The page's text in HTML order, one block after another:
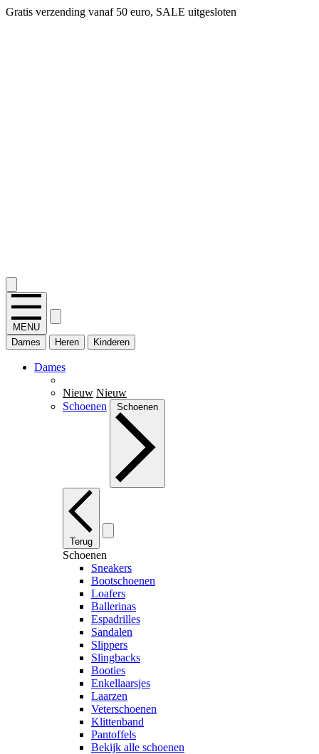
Gratis verzending vanaf 50 euro, SALE uitgesloten
MENU
Dames
Heren Kinderen
Dames
Nieuw Nieuw
Schoenen
Schoenen
Terug
Schoenen
Sneakers
Bootschoenen
Loafers
Ballerinas
Espadrilles
Sandalen
Slippers
Slingbacks
Booties
Enkellaarsjes
Laarzen
Veterschoenen
Klittenband
Pantoffels
Bekijk alle schoenen